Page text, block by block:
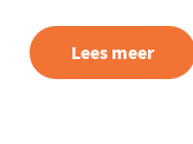
Lees meer